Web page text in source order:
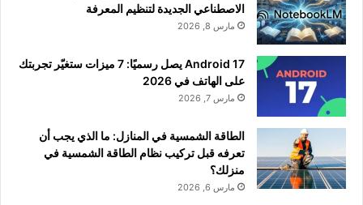
الاصطناعي الجديدة لتنظيم المعرفة
مارس 8, 2026
Android 17 يصل رسميًا: 7 ميزات ستغيّر تجربتك
على الهاتف في 2026
مارس 7, 2026
الطاقة الشمسية في المنازل: ما الذي يجب أن
تعرفه قبل تركيب نظام الطاقة الشمسية في
منزلك؟
مارس 6, 2026